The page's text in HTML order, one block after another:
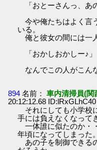
「おとーさんっ、あ
今や俺たちはよく言
いる。
俺と彼女の間には一
「おかしおかしー♪」
なんでこの人がこん
894 名前： 車内清掃員(関
20:12:12.68 ID:lRxGLhC40
それにしても小学校
手には負えなくなって
一体誰に似たのか・
年頃になってしまった。
あの子を制御できる